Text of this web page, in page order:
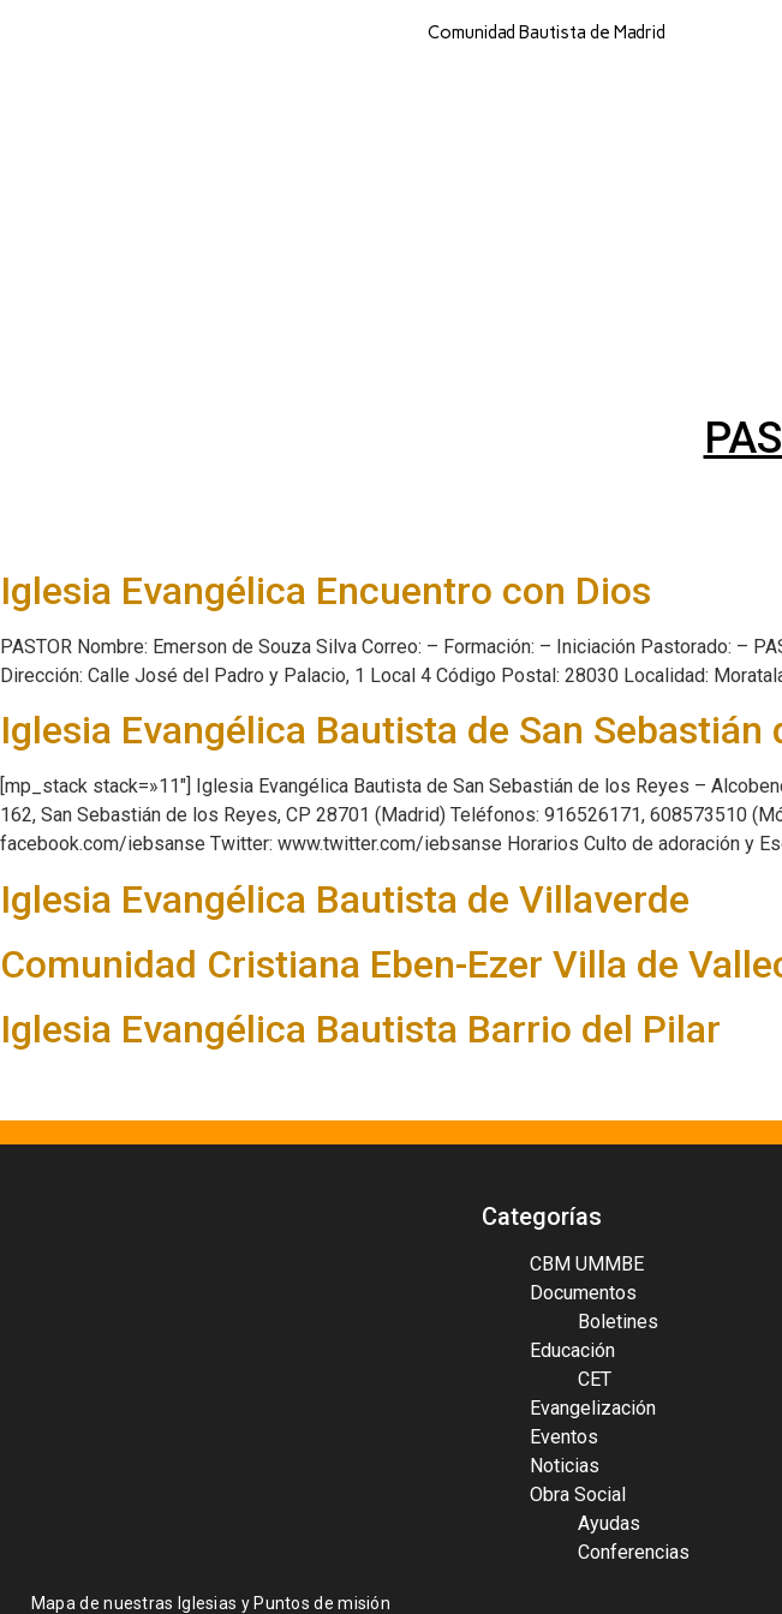
Comunidad Bautista de Madrid
Iglesia Evangélica Encuentro con Dios
PASTOR Nombre: Emerson de Souza Silva Correo: – Formación: – Iniciación Pastorado: –
Dirección: Calle José del Padro y Palacio, 1 Local 4 Código Postal: 28030 Localidad:
Iglesia Evangélica Bautista de San Sebastián
[mp_stack stack=»11″] Iglesia Evangélica Bautista de San Sebastián de los Reyes –
162, San Sebastián de los Reyes, CP 28701 (Madrid) Teléfonos: 916526171, 608573510
facebook.com/iebsanse Twitter: www.twitter.com/iebsanse Horarios Culto de adoración y
Iglesia Evangélica Bautista de Villaverde
Comunidad Cristiana Eben-Ezer Villa de
Iglesia Evangélica Bautista Barrio del Pilar
Mapa de nuestras Iglesias y Puntos de misión
Categorías
CBM UMMBE
Documentos
Boletines
Educación
CET
Evangelización
Eventos
Noticias
Obra Social
Ayudas
Conferencias